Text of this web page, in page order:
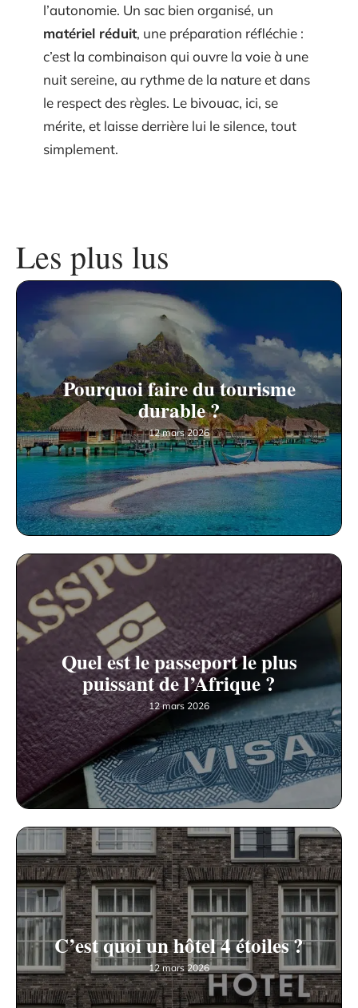
l’autonomie. Un sac bien organisé, un
matériel réduit, une préparation réfléchie :
c’est la combinaison qui ouvre la voie à une
nuit sereine, au rythme de la nature et dans
le respect des règles. Le bivouac, ici, se
mérite, et laisse derrière lui le silence, tout
simplement.
Les plus lus
Pourquoi faire du tourisme
durable ?
12 mars 2026
Quel est le passeport le plus
puissant de l’Afrique ?
12 mars 2026
C’est quoi un hôtel 4 étoiles ?
12 mars 2026